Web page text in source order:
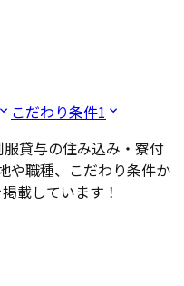
こだわり条件1
貸与の住み込み・寮付
や職種、こだわり条件か
載しています！